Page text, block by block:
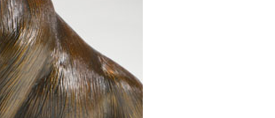
камень покрытый тонким
И Фигурки – цены в